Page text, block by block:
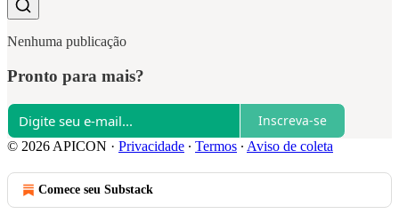
Nenhuma publicação
Pronto para mais?
Inscreva-se
© 2026 APICON · Privacidade ∙ Termos ∙ Aviso de coleta
Comece seu Substack